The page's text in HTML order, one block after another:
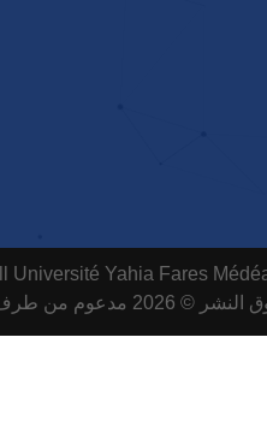
Université Yahia Fares
خلية التعليم عن بعد